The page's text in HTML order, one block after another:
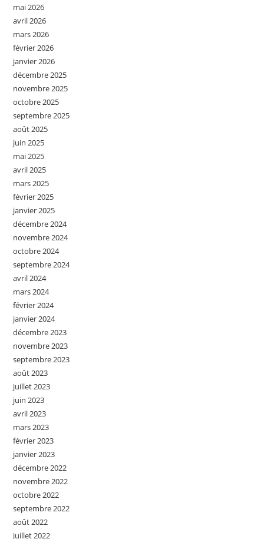
mai 2026
avril 2026
mars 2026
février 2026
janvier 2026
décembre 2025
novembre 2025
octobre 2025
septembre 2025
août 2025
juin 2025
mai 2025
avril 2025
mars 2025
février 2025
janvier 2025
décembre 2024
novembre 2024
octobre 2024
septembre 2024
avril 2024
mars 2024
février 2024
janvier 2024
décembre 2023
novembre 2023
septembre 2023
août 2023
juillet 2023
juin 2023
avril 2023
mars 2023
février 2023
janvier 2023
décembre 2022
novembre 2022
octobre 2022
septembre 2022
août 2022
juillet 2022